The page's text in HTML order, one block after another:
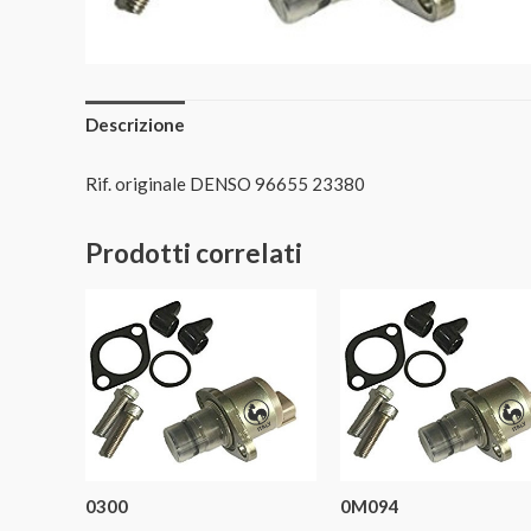
Descrizione
Rif. originale DENSO 96655 23380
Prodotti correlati
0300 0M094